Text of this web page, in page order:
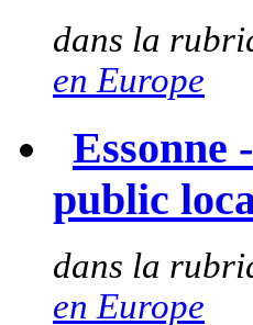
dans la
en Europe
Essonne
public
dans la
en Europe